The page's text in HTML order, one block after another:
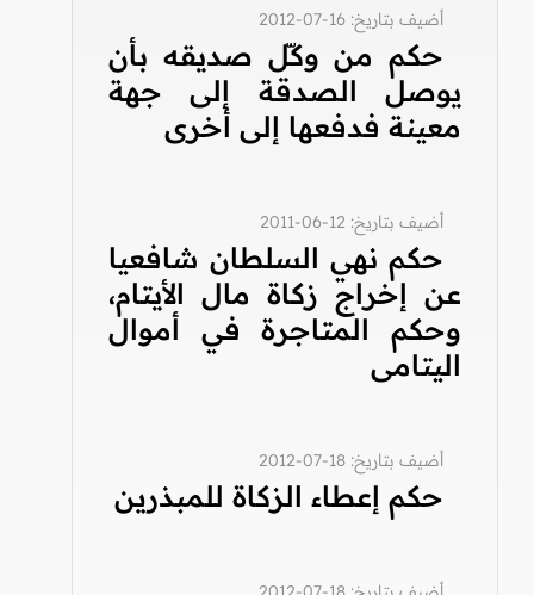
أضيف بتاريخ: 16-07-2012
حكم من وكّل صديقه بأن
يوصل الصدقة إلى جهة
معينة فدفعها إلى أخرى
أضيف بتاريخ: 12-06-2011
حكم نهي السلطان شافعيا
عن إخراج زكاة مال الأيتام،
وحكم المتاجرة في أموال
اليتامى
أضيف بتاريخ: 18-07-2012
حكم إعطاء الزكاة للمبذرين